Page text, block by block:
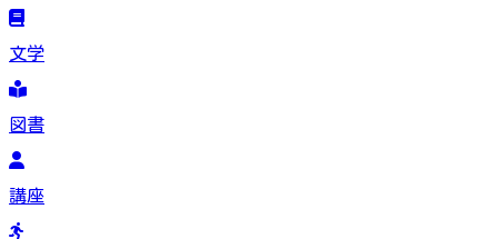
文学
図書
講座